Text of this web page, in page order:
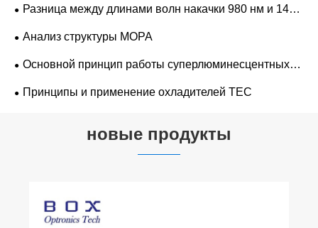
Разница между длинами волн накачки 980 нм и 1480
нм
Анализ структуры MOPA
Основной принцип работы суперлюминесцентных
полупроводниковых светодиодных лазеров
Принципы и применение охладителей TEC
новые продукты